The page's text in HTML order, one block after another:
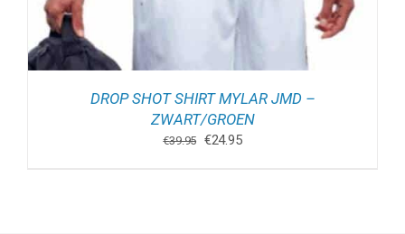
DROP SHOT SHIRT MYLAR JMD –
ZWART/GROEN
€39.95 Oorspronkelijke
€24.95Huidige